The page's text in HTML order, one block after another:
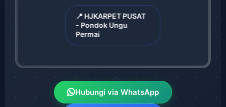
📍 HJKARPET PUSAT
- Pondok Ungu
Permai
Hubungi via WhatsApp